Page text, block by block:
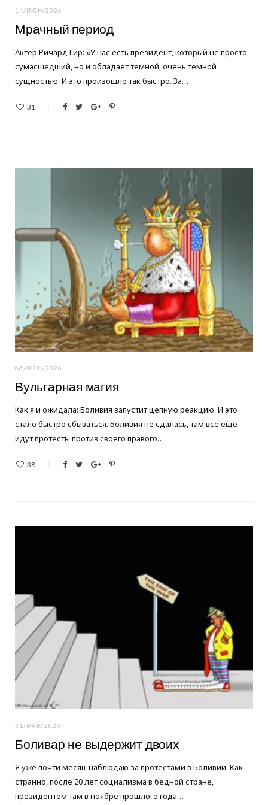
14/ИЮН/2026
Мрачный период
Актер Ричард Гир: «У нас есть президент, который не просто
сумасшедший, но и обладает темной, очень темной
сущностью. И это произошло так быстро. За…
31
06/ИЮН/2026
Вульгарная магия
Как я и ожидала: Боливия запустит цепную реакцию. И это
стало быстро сбываться. Боливия не сдалась, там все еще
идут протесты против своего правого…
38
31/МАЙ/2026
Боливар не выдержит двоих
Я уже почти месяц наблюдаю за протестами в Боливии. Как
странно, после 20 лет социализма в бедной стране,
президентом там в ноябре прошлого года…